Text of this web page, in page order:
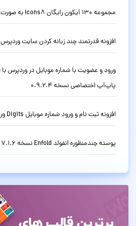
مجموعه 130 آیکون رایگان Icons8 به صورت SVG
افزونه قدرتمند چند زبانه کردن سایت وردپرس WPML نسخه 4.9.6
پاپ‌آپ اختصاصی نسخه 0.9.2.4
افزونه ثبت نام و ورود شماره موبایل Digits وردپرس نسخه 9.2
پوسته چندمنظوره انفولد Enfold نسخه 7.1.6